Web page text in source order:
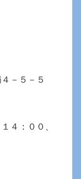
－５－５
４：００、